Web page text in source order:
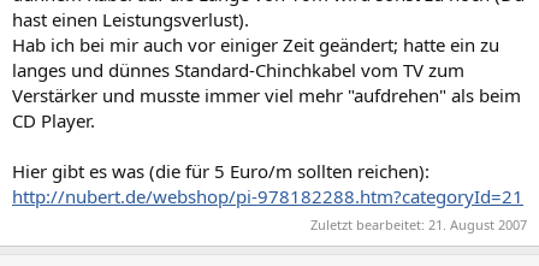
hast einen Leistungsverlust).
Hab ich bei mir auch vor einiger Zeit geändert; hatte ein zu
langes und dünnes Standard-Chinchkabel vom TV zum
Verstärker und musste immer viel mehr "aufdrehen" als beim
CD Player.
Hier gibt es was (die für 5 Euro/m sollten reichen):
http://nubert.de/webshop/pi-978182288.htm?categoryId=21
Zuletzt bearbeitet: 21. August 2007